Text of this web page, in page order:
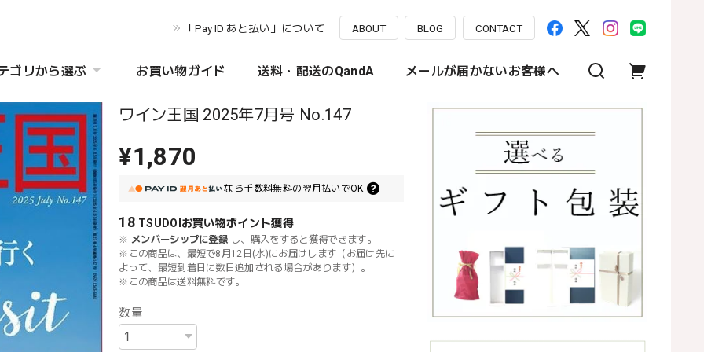
「Pay ID あと払い」について ABOUT BLOG CONTACT
ゴリから選ぶ お買い物ガイド 送料・配送のQandA メールが届かないお客様へ
ワイン王国 2025年7月号 No.147
¥1,870
なら手数料無料の 翌月払いでOK
18 TSUDOIお買い物ポイント獲得
※ メンバーシップに登録 し、購入をすると獲得できます。
※この商品は、最短で8月12日(水)にお届けします（お届け先に
よって、最短到着日に数日追加される場合があります）。
※この商品は送料無料です。
数量